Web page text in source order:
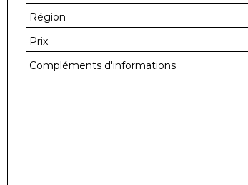
Région
Prix
Compléments d'informations